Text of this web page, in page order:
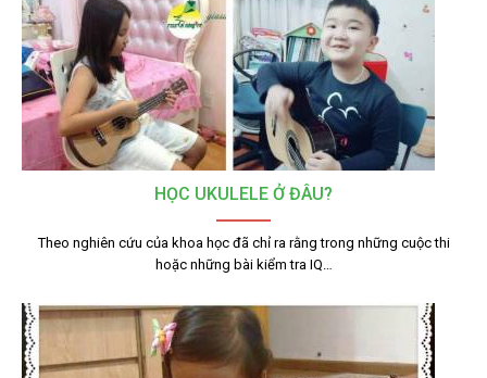
HỌC UKULELE Ở ĐÂU?
Theo nghiên cứu của khoa học đã chỉ ra rằng trong những cuộc thi
hoặc những bài kiểm tra IQ…